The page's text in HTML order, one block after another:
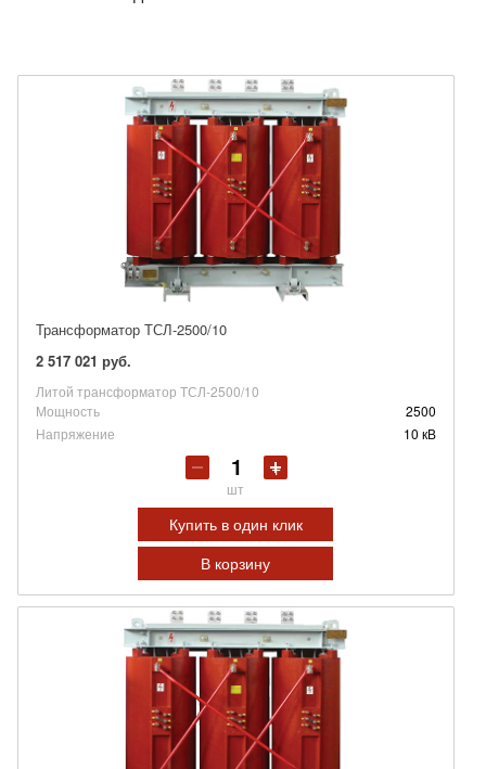
Трансформатор ТСЛ-2500/10
2 517 021 руб.
Литой трансформатор ТСЛ-2500/10
Мощность
2500
Напряжение
10 кВ
шт
Купить в один клик
В корзину